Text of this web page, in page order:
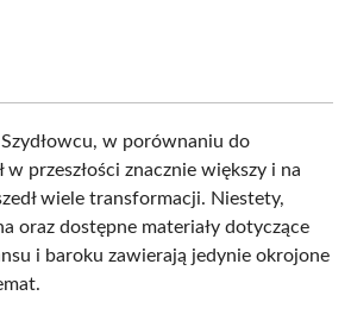
w porównaniu do
w przeszłości znacznie większy i na
wiele transformacji. Niestety,
oraz dostępne materiały dotyczące
i baroku zawierają jedynie okrojone